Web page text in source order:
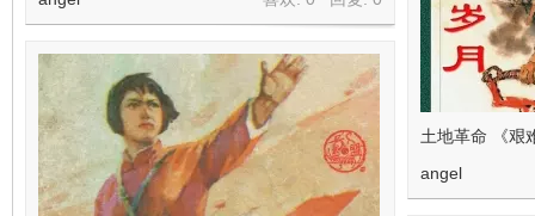
土地革命 《艰
angel